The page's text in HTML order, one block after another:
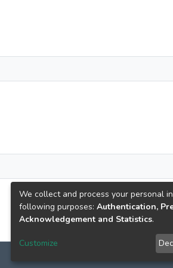
We collect and process your personal
following purposes: Authentication,
Acknowledgement and Statistics.
Customize